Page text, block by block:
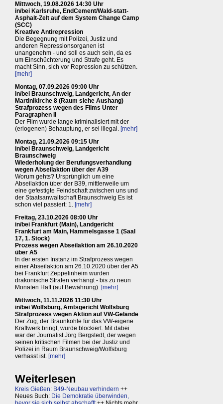
Mittwoch, 19.08.2026 14:30 Uhr
in/bei Karlsruhe, EndCement/Wald-statt-
Asphalt-Zelt auf dem System Change Camp
(SCC)
Kreative Antirepression
Die Begegnung mit Polizei, Justiz und
anderen Repressionsorganen ist
unangenehm - und soll es auch sein, da es
um Einschüchterung und Strafe geht. Es
macht Sinn, sich vor Repression zu schützen.
[mehr]
Montag, 07.09.2026 09:00 Uhr
in/bei Braunschweig, Landgericht, An der
Martinikirche 8 (Raum siehe Aushang)
Strafprozess wegen des Films Unter
Paragraphen II
Der Film wurde lange kriminalisiert mit der
(erlogenen) Behauptung, er sei illegal. [mehr]
Montag, 21.09.2026 09:15 Uhr
in/bei Braunschweig, Landgericht
Braunschweig
Wiederholung der Berufungsverhandlung
wegen Abseilaktion über der A39
Worum gehts? Ursprünglich um eine
Abseilaktion über der B39, mittlerweile um
eine gefestigte Feindschaft zwischen uns und
der Staatsanwaltschaft Braunschweig Es ist
schon viel passiert: 1. [mehr]
Freitag, 23.10.2026 08:00 Uhr
in/bei Frankfurt (Main), Landgericht
Frankfurt am Main, Hammelsgasse 1 (Saal
17, 1. Stock)
Prozess wegen Abseilaktion am 26.10.2020
über A5
In der ersten Instanz im Strafprozess wegen
einer Abseilaktion am 26.10.2020 über der A5
bei Frankfurt Zeppelinheim wurden
drakonische Strafen verhängt - bis zu neun
Monaten Haft (auf Bewährung). [mehr]
Mittwoch, 11.11.2026 11:30 Uhr
in/bei Wolfsburg, Amtsgericht Wolfsburg
Strafprozess wegen Aktion auf VW-Gelände
Der Zug, der Braunkohle für das VW-eigene
Kraftwerk bringt, wurde blockiert. Mit dabei
war der Journalist Jörg Bergstedt, der wegen
seinen kritischen Filmen bei der Justiz und
Polizei in Raum Braunschweig/Wolfsburg
verhasst ist. [mehr]
Weiterlesen
Kreis Gießen: B49-Neubau verhindern ++
Neues Buch: Die Demokratie überwinden,